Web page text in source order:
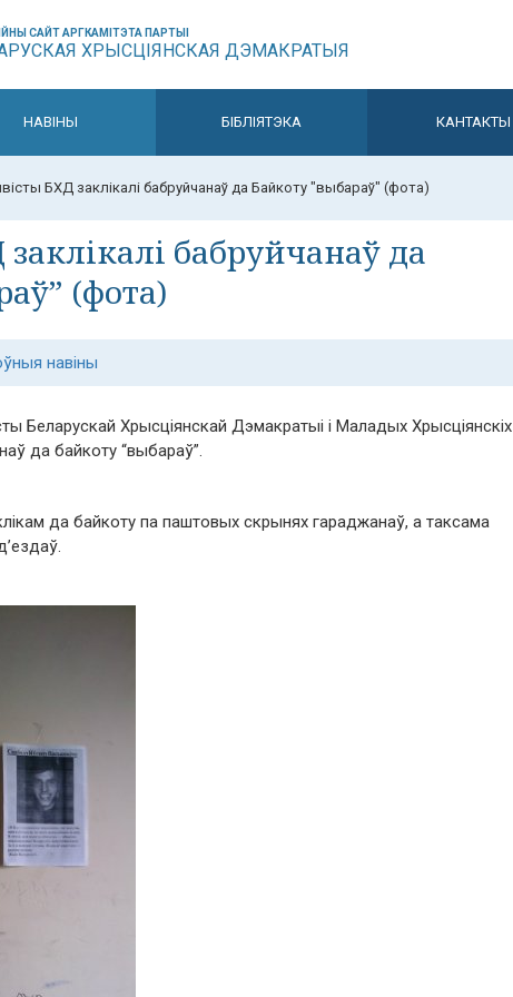
САЙТ АРГКАМІТЭТА ПАРТЫІ
ХРЫСЦІЯНСКАЯ ДЭМАКРАТЫЯ
НАВІНЫ БІБЛІЯТЭКА КАНТАКТЫ
БХД заклікалі бабруйчанаў да Байкоту "выбараў" (фота)
бабруйчанаў да
(фота)
навіны
Беларускай Хрысціянскай Дэмакратыі і Маладых Хрысціянскіх
да байкоту “выбараў”.
да байкоту па паштовых скрынях гараджанаў, а таксама